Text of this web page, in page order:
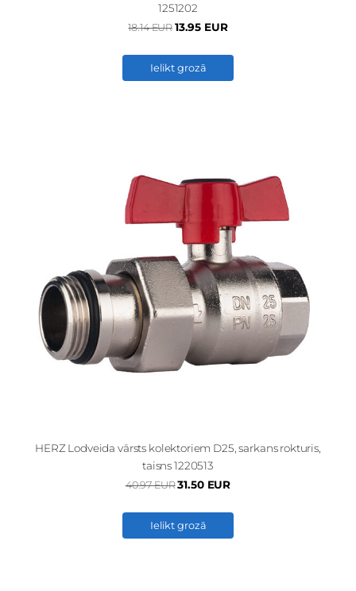
1251202
18.14 EUR 13.95 EUR
Ielikt grozā
HERZ Lodveida vārsts kolektoriem D25, sarkans rokturis,
taisns 1220513
40.97 EUR31.50 EUR
Ielikt grozā